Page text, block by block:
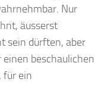
Nur
äusserst
sein dürften, aber
beschaulichen
für ein